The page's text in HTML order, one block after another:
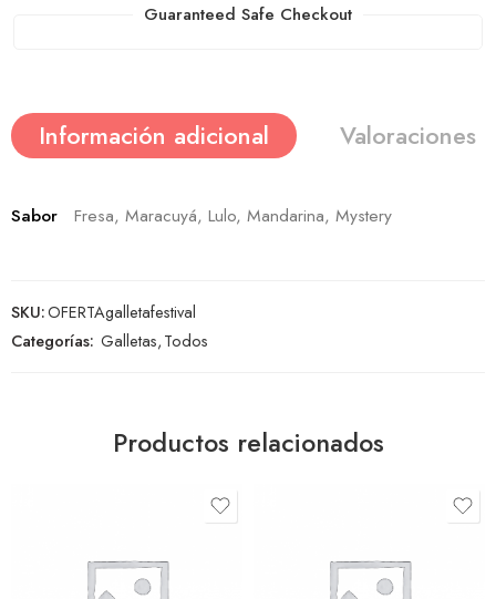
Guaranteed Safe Checkout
Información adicional Valoraciones
Sabor Fresa, Maracuyá, Lulo, Mandarina, Mystery
SKU:OFERTAgalletafestival
Categorías: Galletas,Todos
Productos relacionados